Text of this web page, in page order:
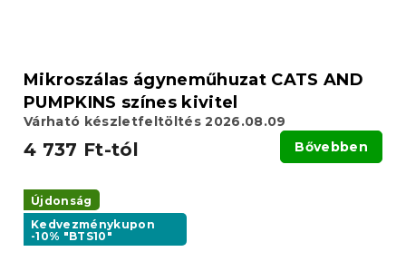
Mikroszálas ágyneműhuzat CATS AND
PUMPKINS színes kivitel
Várható készletfeltöltés 2026.08.09
4 737 Ft-tól Bővebben
Újdonság
Kedvezménykupon
-10% "BTS10"